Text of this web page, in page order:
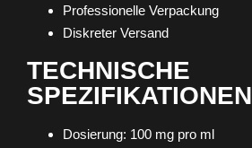
Professionelle Verpackung
Diskreter Versand
TECHNISCHE
SPEZIFIKATIONEN
Dosierung: 100 mg pro ml